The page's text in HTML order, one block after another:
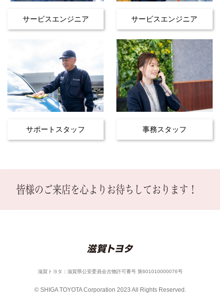
サービスエンジニア サービスエンジニア
サポートスタッフ 事務スタッフ
滋賀トヨタ：滋賀県公安委員会古物許可番号 第601010000076号
© SHIGA TOYOTA Corporation 2023 All Rights Reserved.